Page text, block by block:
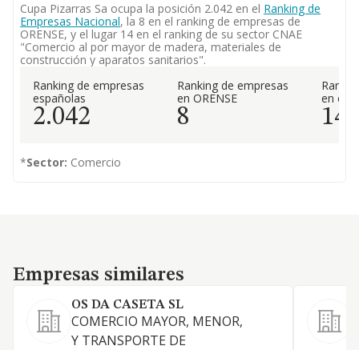
Cupa Pizarras Sa ocupa la posición 2.042 en el Ranking de
Empresas Nacional, la 8 en el ranking de empresas de
ORENSE, y el lugar 14 en el ranking de su sector CNAE
"Comercio al por mayor de madera, materiales de
construcción y aparatos sanitarios".
Ranking de empresas
españolas
2.042
Ranking de empresas
en ORENSE
8
en el
14
*Sector: Comercio
Empresas similares
Empresas similares
OS DA CASETA SL
COMERCIO MAYOR, MENOR,
Y TRANSPORTE DE